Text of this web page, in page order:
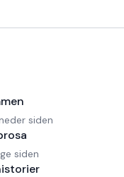
siden
siden